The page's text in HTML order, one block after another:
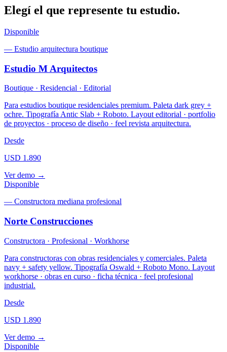
Elegí el que represente tu estudio.
Disponible
— Estudio arquitectura boutique
Estudio M Arquitectos
Boutique · Residencial · Editorial
Para estudios boutique residenciales premium. Paleta dark grey +
ochre. Tipografía Antic Slab + Roboto. Layout editorial · portfolio
de proyectos · proceso de diseño · feel revista arquitectura.
Desde
USD 1.890
Ver demo →
Disponible
— Constructora mediana profesional
Norte Construcciones
Constructora · Profesional · Workhorse
Para constructoras con obras residenciales y comerciales. Paleta
navy + safety yellow. Tipografía Oswald + Roboto Mono. Layout
workhorse · obras en curso · ficha técnica · feel profesional
industrial.
Desde
USD 1.890
Ver demo →
Disponible